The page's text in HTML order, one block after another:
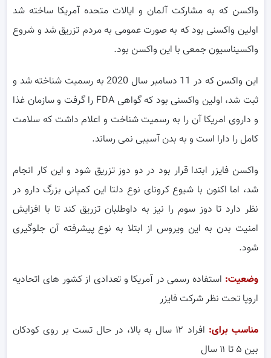
واکسن که به مشارکت آلمان و ایالات متحده آمریکا ساخته شد
اولین واکسنی بود که به صورت عمومی به مردم تزریق شد و شروع
واکسیناسیون جمعی با این واکسن بود.
این واکسن که در 11 دسامبر سال 2020 به رسمیت شناخته شد و
ثبت شد، اولین واکسنی بود که گواهی FDA را گرفت و سازمان غذا
و داروی امریکا آن را به رسمیت شناخت و اعلام داشت که سلامت
کامل را دارا است و به بدن آسیبی نمی رساند.
واکسن فایزر ابتدا قرار بود در دو دوز تزریق شود و این کار انجام
شد، اما اکنون با شیوع کرونای نوع دلتا این کمپانی بزرگ دارو در
نظر دارد تا دوز سوم را نیز به داوطلبان تزریق کند تا با افزایش
امنیت بدن به این ویروس از ابتلا به نوع پیشرفته آن جلوگیری
شود.
وضعیت: استفاده رسمی در آمریکا و تعدادی از کشور های اتحادیه
اروپا تحت نظر شرکت فایزر
مناسب برای:
افراد ۱۲ سال به بالا، در حال تست بر روی کودکان
بین ۵ تا ۱۱ سال